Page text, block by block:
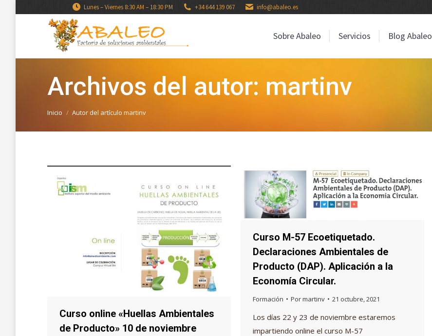
Lunes – Viernes 8:30 AM – 18:30 PM +34 644 139 067 info@abaleo.es
Sobre Abaleo Servicios Blog Abaleo
Archivos del autor: martinv
Estás aquí:
Inicio Autor del artículo martinv
Curso online «Huellas Ambientales
de Producto» 10 de noviembre
Curso M-57 Ecoetiquetado.
Declaraciones Ambientales de
Producto (DAP). Aplicación a la
Economía Circular.
Formación Pormartinv 21 octubre, 2021
Los días 22 y 23 de noviembre estaremos
impartiendo online el curso M-57